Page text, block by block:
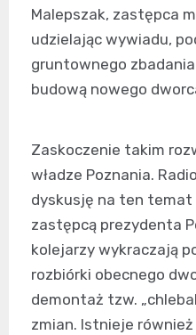
Malepszak, zastępca
udzielając wywiadu,
gruntownego
budową nowego
Zaskoczenie takim
władze Poznania.
dyskusję na ten temat
zastępcą prezydenta
kolejarzy wykraczają
rozbiórki obecnego
demontaż tzw.
zmian. Istnieje